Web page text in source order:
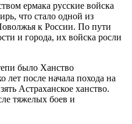
ермака русские войска
что стало одной из
к России. По пути
и города, их войска росли
было Ханство
лет после начала похода на
Астраханское ханство.
тяжелых боев и